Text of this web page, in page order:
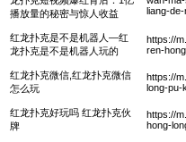
播放量的秘密与惊人收益
liang-
红龙扑克是不是机器人—红
龙扑克是不是机器人玩的
https://
ren-
红龙扑克微信,红龙扑克微信
怎么玩
https://
long-pu-
红龙扑克好玩吗 红龙扑克伙
牌
https://
hong-